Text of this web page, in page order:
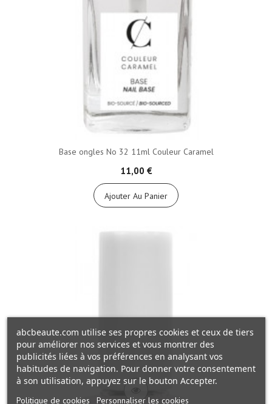
Base ongles No 32 11ml Couleur Caramel
11,00 €
Ajouter Au Panier
abcbeaute.com utilise ses propres cookies et ceux de tiers
pour améliorer nos services et vous montrer des
publicités liées à vos préférences en analysant vos
habitudes de navigation. Pour donner votre consentement
à son utilisation, appuyez sur le bouton Accepter.
Politique de cookies Personnaliser les cookies